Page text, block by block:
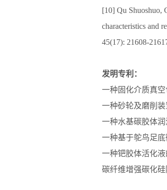
[10] Qu Shuoshuo,
characteristics and
45(17): 21608-
发明专利：
一种固化介质真空
一种砂轮及磨削装
一种水基碳胶体润
一种基于鸵鸟足底
一种钯胶体活化液
碳纤维增强碳化硅